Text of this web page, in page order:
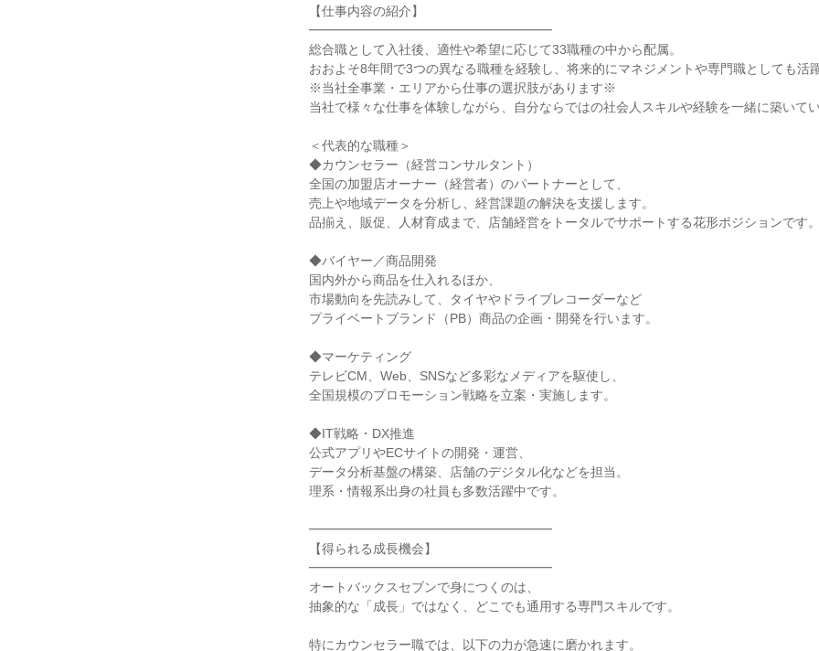
【仕事内容の紹介】
━━━━━━━━━━━━━━━━━━━
総合職として入社後、適性や希望に応じて33職種の中から配属。
おおよそ8年間で3つの異なる職種を経験し、将来的にマネジメントや専門職としても活
※当社全事業・エリアから仕事の選択肢があります※
当社で様々な仕事を体験しながら、自分ならではの社会人スキルや経験を一緒に築いて
＜代表的な職種＞
◆カウンセラー（経営コンサルタント）
全国の加盟店オーナー（経営者）のパートナーとして、
売上や地域データを分析し、経営課題の解決を支援します。
品揃え、販促、人材育成まで、店舗経営をトータルでサポートする花形ポジションです。
◆バイヤー／商品開発
国内外から商品を仕入れるほか、
市場動向を先読みして、タイヤやドライブレコーダーなど
プライベートブランド（PB）商品の企画・開発を行います。
◆マーケティング
テレビCM、Web、SNSなど多彩なメディアを駆使し、
全国規模のプロモーション戦略を立案・実施します。
◆IT戦略・DX推進
公式アプリやECサイトの開発・運営、
データ分析基盤の構築、店舗のデジタル化などを担当。
理系・情報系出身の社員も多数活躍中です。
━━━━━━━━━━━━━━━━━━━
【得られる成長機会】
━━━━━━━━━━━━━━━━━━━
オートバックスセブンで身につくのは、
抽象的な「成長」ではなく、どこでも通用する専門スキルです。
特にカウンセラー職では、以下の力が急速に磨かれます。